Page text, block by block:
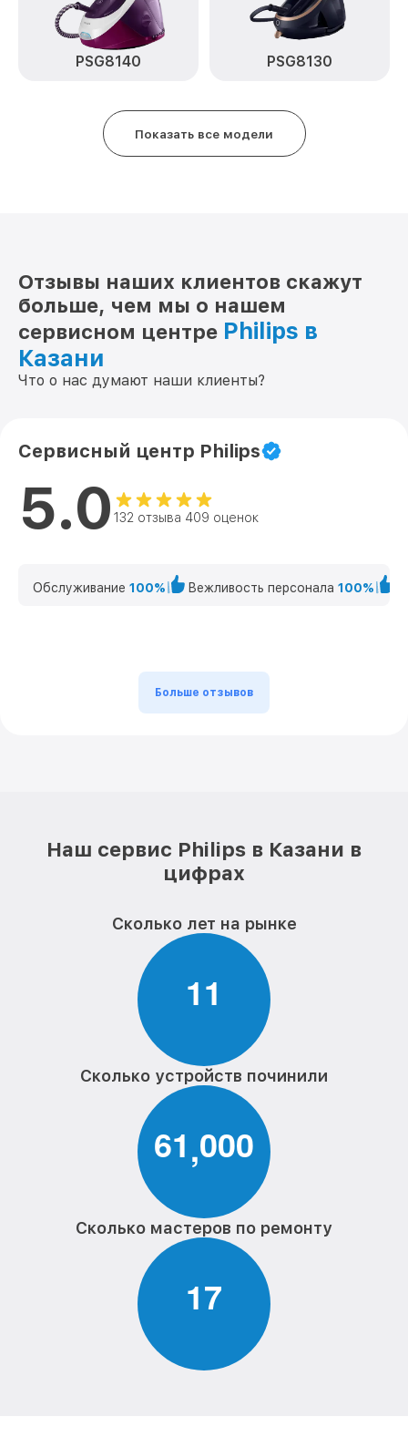
PSG8140 PSG8130
Показать все модели
Отзывы наших клиентов скажут
больше, чем мы о нашем
сервисном центре Philips в
Казани
Что о нас думают наши клиенты?
Сервисный центр Philips
5.0 132 отзыва 409 оценок
Обслуживание 100% Вежливость персонала 100%
Больше отзывов
Наш сервис Philips в Казани в
цифрах
Сколько лет на рынке
11
Сколько устройств починили
61,000
Сколько мастеров по ремонту
17